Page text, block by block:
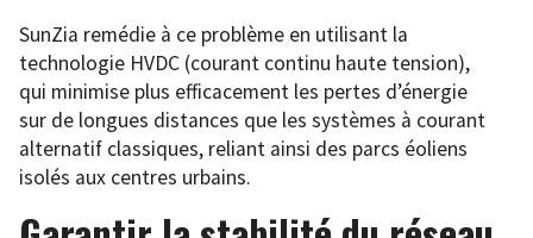
SunZia remédie à ce problème en utilisant la
technologie HVDC (courant continu haute tension),
qui minimise plus efficacement les pertes d’énergie
sur de longues distances que les systèmes à courant
alternatif classiques, reliant ainsi des parcs éoliens
isolés aux centres urbains.